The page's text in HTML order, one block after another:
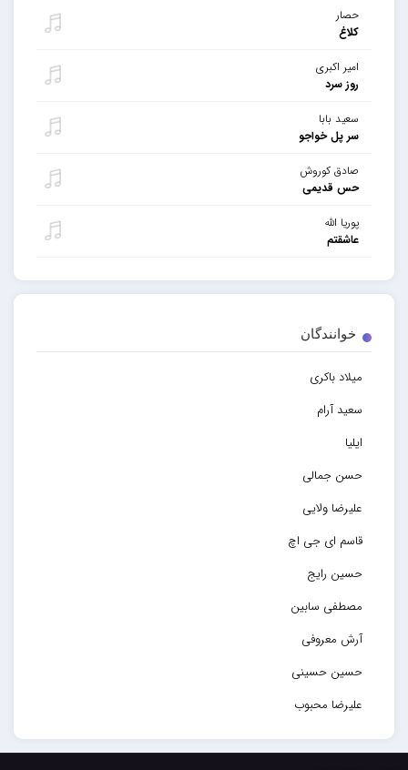
حصار
کلاغ
امیر اکبری
روز سرد
سعید بابا
سر پل خواجو
صادق کوروش
حس قدیمی
پوریا الله
عاشقتم
خوانندگان
میلاد باکری
سعید آرام
ایلیا
حسن جمالی
علیرضا ولایی
قاسم ای جی اچ
حسین رایج
مصطفی سابین
آرش معروفی
حسین حسینی
علیرضا محبوب
حسین حصارکی